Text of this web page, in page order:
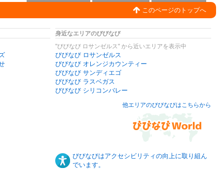
このページのトップへ
身近なエリアのびびなび
"びびなび ロサンゼルス" から近いエリアを表示中
びびなび ロサンゼルス
びびなび オレンジカウンティー
びびなび サンディエゴ
びびなび ラスベガス
びびなび シリコンバレー
他エリアのびびなびはこちらから
びびなびはアクセシビリティの向上に取り組ん
でいます。